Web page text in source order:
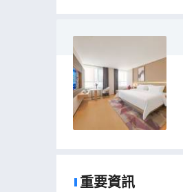
重要資訊